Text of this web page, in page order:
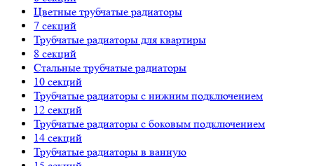
Цветные трубчатые радиаторы
7 секций
Трубчатые радиаторы для квартиры
8 секций
Стальные трубчатые радиаторы
10 секций
Трубчатые радиаторы с нижним подключением
12 секций
Трубчатые радиаторы с боковым подключением
14 секций
Трубчатые радиаторы в ванную